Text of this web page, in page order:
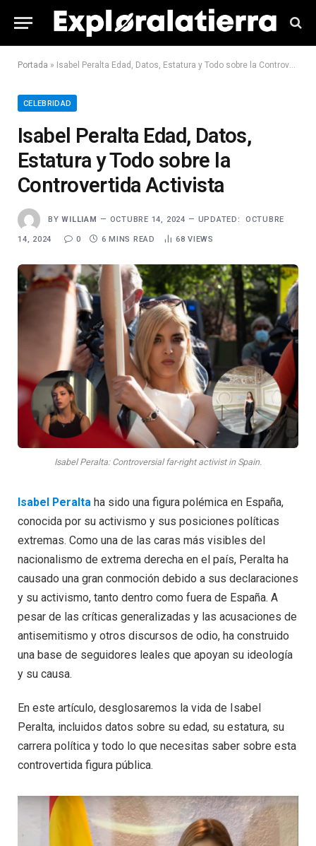
Portada » Isabel Peralta Edad, Datos, Estatura y Todo sobre la Controvertida Activista
CELEBRIDAD
Isabel Peralta Edad, Datos,
Estatura y Todo sobre la
Controvertida Activista
BY WILLIAM OCTUBRE 14, 2024 UPDATED: OCTUBRE
14, 2024 0 6 MINS READ 68VIEWS
Isabel Peralta: Controversial far-right activist in Spain.
Isabel Peralta ha sido una figura polémica en España,
conocida por su activismo y sus posiciones políticas
extremas. Como una de las caras más visibles del
nacionalismo de extrema derecha en el país, Peralta ha
causado una gran conmoción debido a sus declaraciones
y su activismo, tanto dentro como fuera de España. A
pesar de las críticas generalizadas y las acusaciones de
antisemitismo y otros discursos de odio, ha construido
una base de seguidores leales que apoyan su ideología
y su causa.
En este artículo, desglosaremos la vida de Isabel
Peralta, incluidos datos sobre su edad, su estatura, su
carrera política y todo lo que necesitas saber sobre esta
controvertida figura pública.